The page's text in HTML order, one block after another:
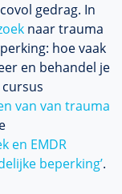
gedrag. In
naar trauma
hoe vaak
en behandel je
cursus
van van trauma
en EMDR
beperking’.